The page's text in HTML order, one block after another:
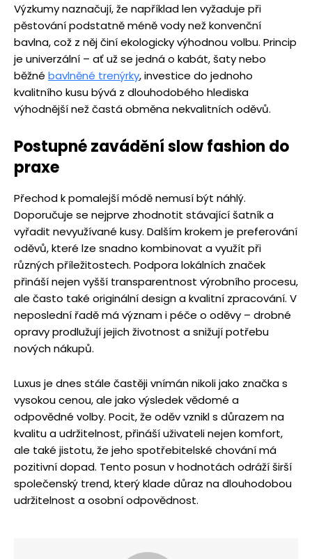
Výzkumy naznačují, že například len vyžaduje při
pěstování podstatně méně vody než konvenční
bavlna, což z něj činí ekologicky výhodnou volbu. Princip
je univerzální – ať už se jedná o kabát, šaty nebo
běžné bavlněné trenýrky, investice do jednoho
kvalitního kusu bývá z dlouhodobého hlediska
výhodnější než častá obměna nekvalitních oděvů.
Postupné zavádění slow fashion do
praxe
Přechod k pomalejší módě nemusí být náhlý.
Doporučuje se nejprve zhodnotit stávající šatník a
vyřadit nevyužívané kusy. Dalším krokem je preferování
oděvů, které lze snadno kombinovat a využít při
různých příležitostech. Podpora lokálních značek
přináší nejen vyšší transparentnost výrobního procesu,
ale často také originální design a kvalitní zpracování. V
neposlední řadě má význam i péče o oděvy – drobné
opravy prodlužují jejich životnost a snižují potřebu
nových nákupů.
Luxus je dnes stále častěji vnímán nikoli jako značka s
vysokou cenou, ale jako výsledek vědomé a
odpovědné volby. Pocit, že oděv vznikl s důrazem na
kvalitu a udržitelnost, přináší uživateli nejen komfort,
ale také jistotu, že jeho spotřebitelské chování má
pozitivní dopad. Tento posun v hodnotách odráží širší
společenský trend, který klade důraz na dlouhodobou
udržitelnost a osobní odpovědnost.